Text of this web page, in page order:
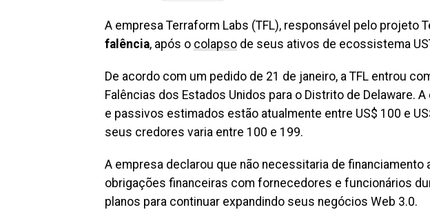
A empresa Terraform Labs (TFL), responsável pelo projeto
falência, após o colapso de seus ativos de ecossistema
De acordo com um pedido de 21 de janeiro, a TFL entrou
Falências dos Estados Unidos para o Distrito de Delaware.
e passivos estimados estão atualmente entre US$ 100 e
seus credores varia entre 100 e 199.
A empresa declarou que não necessitaria de financiamento
obrigações financeiras com fornecedores e funcionários
planos para continuar expandindo seus negócios Web 3.0.